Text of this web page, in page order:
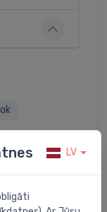
LV